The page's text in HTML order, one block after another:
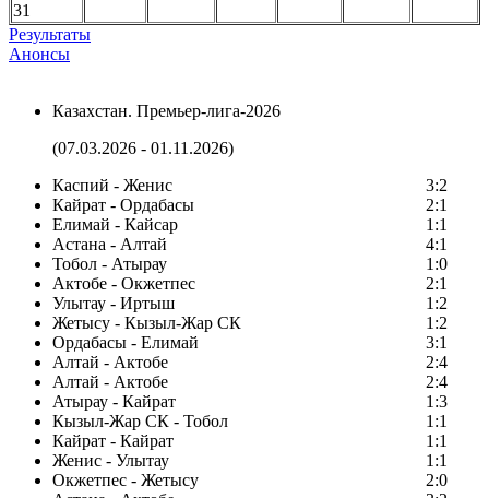
31
Результаты
Анонсы
Казахстан. Премьер-лига-2026
(07.03.2026 - 01.11.2026)
Каспий - Женис
3:2
Кайрат - Ордабасы
2:1
Елимай - Кайсар
1:1
Астана - Алтай
4:1
Тобол - Атырау
1:0
Актобе - Окжетпес
2:1
Улытау - Иртыш
1:2
Жетысу - Кызыл-Жар СК
1:2
Ордабасы - Елимай
3:1
Алтай - Актобе
2:4
Алтай - Актобе
2:4
Атырау - Кайрат
1:3
Кызыл-Жар СК - Тобол
1:1
Кайрат - Кайрат
1:1
Женис - Улытау
1:1
Окжетпес - Жетысу
2:0